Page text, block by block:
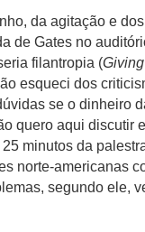
da agitação e
de Gates no
filantropia (
esqueci dos
se o dinheiro
quero aqui discutir
minutos da
norte-americanas
segundo ele,